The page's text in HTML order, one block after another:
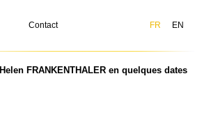
Contact FR EN
Helen FRANKENTHALER en quelques dates